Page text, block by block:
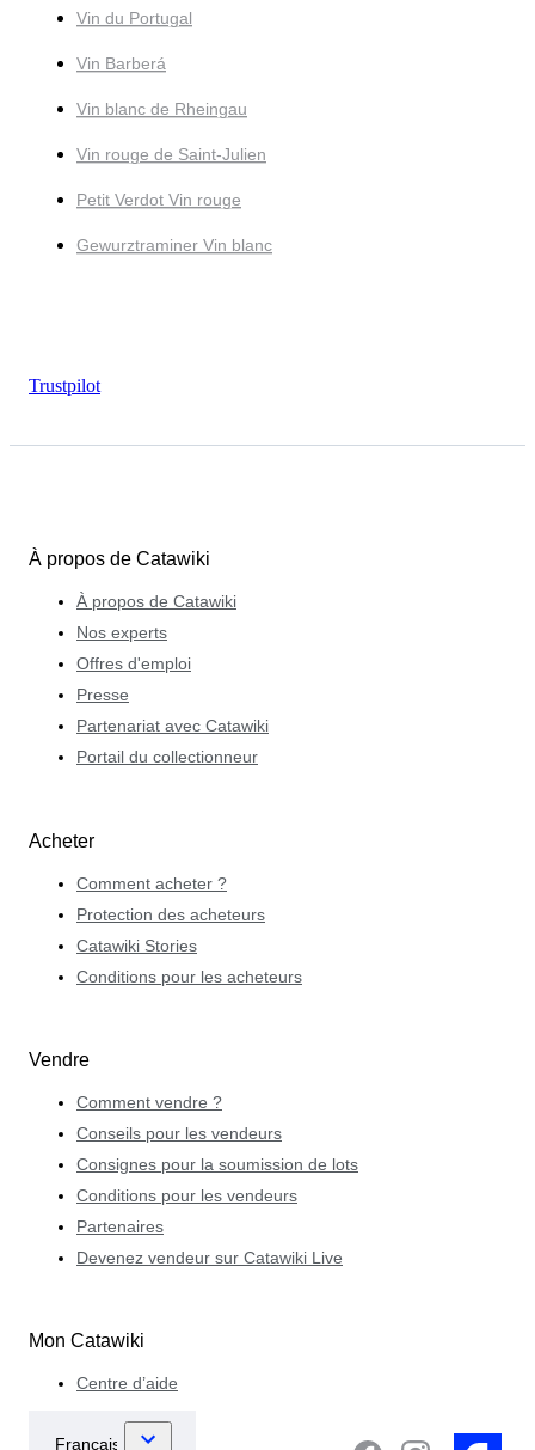
Vin du Portugal
Vin Barberá
Vin blanc de Rheingau
Vin rouge de Saint-Julien
Petit Verdot Vin rouge
Gewurztraminer Vin blanc
Trustpilot
À propos de Catawiki
À propos de Catawiki
Nos experts
Offres d'emploi
Presse
Partenariat avec Catawiki
Portail du collectionneur
Acheter
Comment acheter ?
Protection des acheteurs
Catawiki Stories
Conditions pour les acheteurs
Vendre
Comment vendre ?
Conseils pour les vendeurs
Consignes pour la soumission de lots
Conditions pour les vendeurs
Partenaires
Devenez vendeur sur Catawiki Live
Mon Catawiki
Centre d’aide